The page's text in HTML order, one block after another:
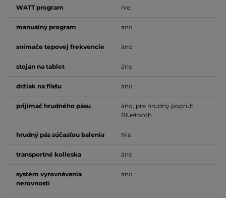
WATT program nie
manuálny program áno
snímače tepovej frekvencie áno
stojan na tablet áno
držiak na fľašu áno
prijímač hrudného pásu
áno, pre hrudný popruh
Bluetooth
hrudný pás súčasťou balenia Nie
transportné kolieska áno
systém vyrovnávania
nerovností
áno